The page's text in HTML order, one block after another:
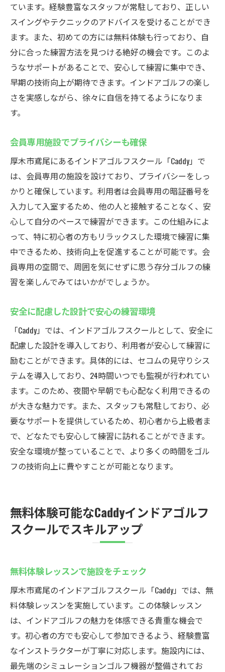
ています。経験豊富なスタッフが常駐しており、正しい
スイングやテクニックのアドバイスを受けることができ
ます。また、初めての方には無料体験も行っており、自
分に合った練習方法を見つける絶好の機会です。このよ
うなサポートがあることで、安心して練習に集中でき、
早期の技術向上が期待できます。インドアゴルフの楽し
さを実感しながら、徐々に自信を持てるようになりま
す。
会員専用施設でプライバシーも確保
厚木市鳶尾にあるインドアゴルフスクール「Caddy」で
は、会員専用の施設を設けており、プライバシーをしっ
かりと確保しています。利用者は会員専用の暗証番号を
入力して入室するため、他の人と接触することなく、安
心して自分のペースで練習ができます。この仕組みによ
って、特に初心者の方もリラックスした環境で練習に集
中できるため、技術向上を促進することが可能です。会
員専用の空間で、周囲を気にせずに思う存分ゴルフの練
習を楽しんでみてはいかがでしょうか。
安全に配慮した設計で安心の練習環境
「Caddy」では、インドアゴルフスクールとして、安全に
配慮した設計を導入しており、利用者が安心して練習に
励むことができます。具体的には、セコムの見守りシス
テムを導入しており、24時間いつでも監視が行われてい
ます。このため、夜間や早朝でも心配なく利用できるの
が大きな魅力です。また、スタッフも常駐しており、必
要なサポートを提供しているため、初心者から上級者ま
で、どなたでも安心して練習に訪れることができます。
安全な環境が整っていることで、より多くの時間をゴル
フの技術向上に費やすことが可能となります。
無料体験可能なCaddyインドアゴルフ
スクールでスキルアップ
無料体験レッスンで施設をチェック
厚木市鳶尾のインドアゴルフスクール「Caddy」では、無
料体験レッスンを実施しています。この体験レッスン
は、インドアゴルフの魅力を体感できる貴重な機会で
す。初心者の方でも安心して参加できるよう、経験豊富
なインストラクターが丁寧に対応します。施設内には、
最先端のシミュレーションゴルフ機器が整備されてお